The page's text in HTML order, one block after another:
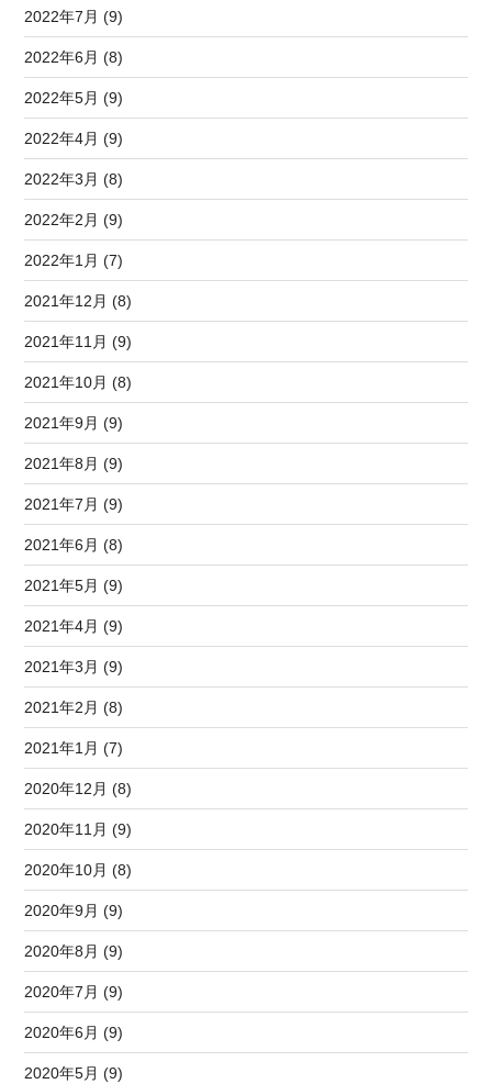
2022年7月 (9)
2022年6月 (8)
2022年5月 (9)
2022年4月 (9)
2022年3月 (8)
2022年2月 (9)
2022年1月 (7)
2021年12月 (8)
2021年11月 (9)
2021年10月 (8)
2021年9月 (9)
2021年8月 (9)
2021年7月 (9)
2021年6月 (8)
2021年5月 (9)
2021年4月 (9)
2021年3月 (9)
2021年2月 (8)
2021年1月 (7)
2020年12月 (8)
2020年11月 (9)
2020年10月 (8)
2020年9月 (9)
2020年8月 (9)
2020年7月 (9)
2020年6月 (9)
2020年5月 (9)